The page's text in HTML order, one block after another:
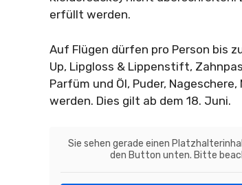
erfüllt werden.
Auf Flügen dürfen pro Person bis
Up, Lipgloss & Lippenstift,
Parfüm und Öl, Puder,
werden. Dies gilt ab dem 18. Juni.
Sie sehen gerade einen
den Button unten. Bitte